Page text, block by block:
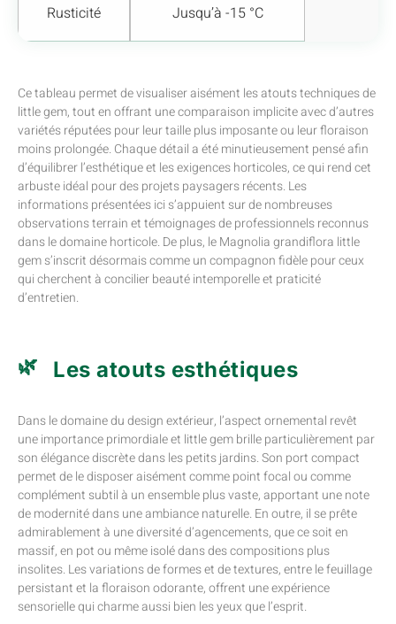
Rusticité Jusqu’à -15 °C
Ce tableau permet de visualiser aisément les atouts techniques de
little gem, tout en offrant une comparaison implicite avec d’autres
variétés réputées pour leur taille plus imposante ou leur floraison
moins prolongée. Chaque détail a été minutieusement pensé afin
d’équilibrer l’esthétique et les exigences horticoles, ce qui rend cet
arbuste idéal pour des projets paysagers récents. Les
informations présentées ici s’appuient sur de nombreuses
observations terrain et témoignages de professionnels reconnus
dans le domaine horticole. De plus, le Magnolia grandiflora little
gem s’inscrit désormais comme un compagnon fidèle pour ceux
qui cherchent à concilier beauté intemporelle et praticité
d’entretien.
Les atouts esthétiques
Dans le domaine du design extérieur, l’aspect ornemental revêt
une importance primordiale et little gem brille particulièrement par
son élégance discrète dans les petits jardins. Son port compact
permet de le disposer aisément comme point focal ou comme
complément subtil à un ensemble plus vaste, apportant une note
de modernité dans une ambiance naturelle. En outre, il se prête
admirablement à une diversité d’agencements, que ce soit en
massif, en pot ou même isolé dans des compositions plus
insolites. Les variations de formes et de textures, entre le feuillage
persistant et la floraison odorante, offrent une expérience
sensorielle qui charme aussi bien les yeux que l’esprit.